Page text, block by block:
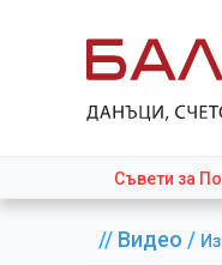
Съвети за
// Видео /